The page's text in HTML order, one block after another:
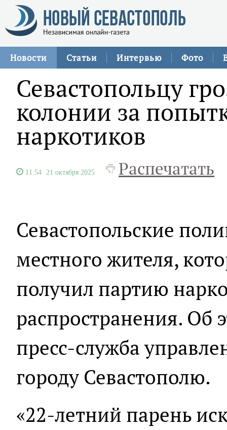
Новости Статьи Интервью Фото
Севастопольцу
колонии за
наркотиков
11:54 21 октября 2025 Распечатать
Севастопольские
местного жителя,
получил партию
распространения. Об
пресс-служба
городу Севастополю.
«22-летний парень